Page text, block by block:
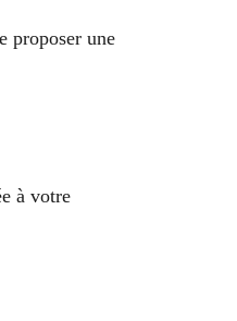
proposer une
à votre